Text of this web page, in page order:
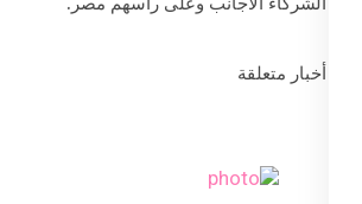
أخبار متعلقة